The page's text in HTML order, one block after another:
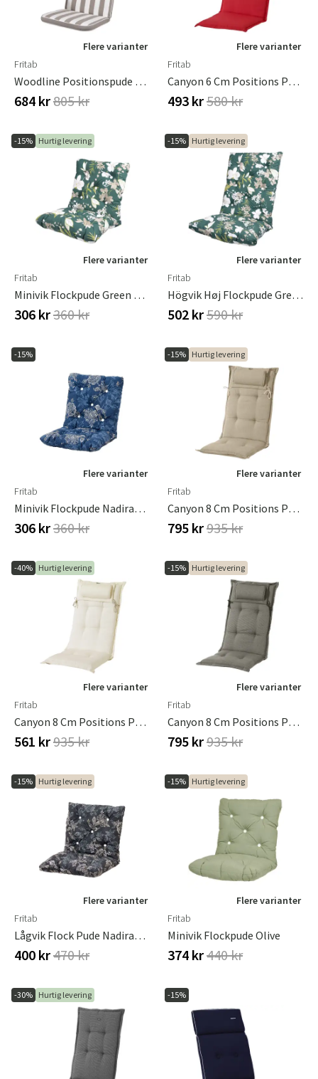
Flere varianter
Fritab
Woodline Positionspude Taupe/Hvid
684 kr805 kr
Flere varianter
Fritab
Canyon 6 Cm Positions Pude I Strukturdralon Rød
493 kr580 kr
-15% Hurtig levering
Flere varianter
Fritab
Minivik Flockpude Green Botanical
306 kr360 kr
-15% Hurtig levering
Flere varianter
Fritab
Högvik Høj Flockpude Green Botanical
502 kr590 kr
-15%
Flere varianter
Fritab
Minivik Flockpude Nadirablue
306 kr360 kr
-15% Hurtig levering
Flere varianter
Fritab
Canyon 8 Cm Positions Pude I Strukturdralon Beige
795 kr935 kr
-40% Hurtig levering
Flere varianter
Fritab
Canyon 8 Cm Positions Pude I Strukturdralon Offwhite
561 kr935 kr
-15% Hurtig levering
Flere varianter
Fritab
Canyon 8 Cm Positions Pude I Strukturdralon Taupe
795 kr935 kr
-15% Hurtig levering
Flere varianter
Fritab
Lågvik Flock Pude Nadirablack
400 kr470 kr
-15% Hurtig levering
Flere varianter
Fritab
Minivik Flockpude Olive
374 kr440 kr
-30% Hurtig levering -15%